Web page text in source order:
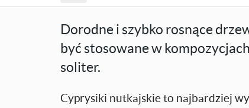
Dorodne i szybko rosnące
być stosowane w
soliter.
Cyprysiki nutkajskie to najbardziej